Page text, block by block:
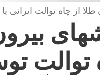
طلا از چاه توالت ایرانی
توالت